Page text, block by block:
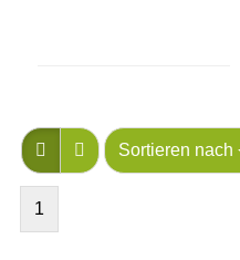
Sortieren nach
1